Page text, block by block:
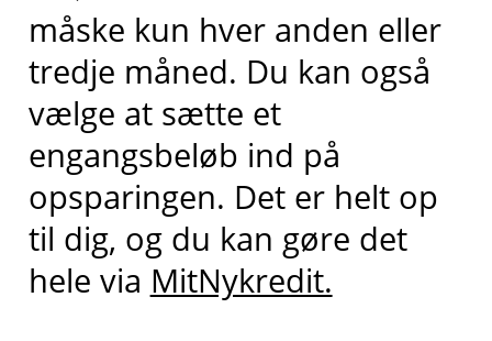
måske kun hver anden eller
tredje måned. Du kan også
vælge at sætte et
engangsbeløb ind på
opsparingen. Det er helt op
til dig, og du kan gøre det
hele via MitNykredit.